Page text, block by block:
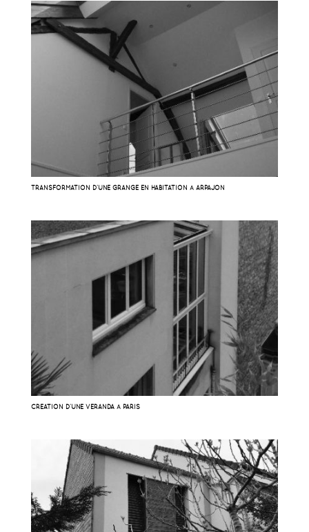
TRANSFORMATION D’UNE GRANGE EN HABITATION À ARPAJON
CRÉATION D’UNE VÉRANDA À PARIS